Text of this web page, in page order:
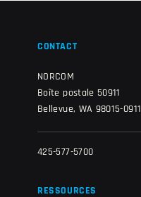
CONTACT
NORCOM
Boîte postale 50911
Bellevue, WA 98015-0911
425-577-5700
RESSOURCES